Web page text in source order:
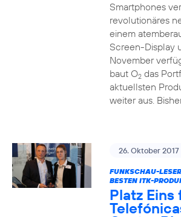
Smartphones
revolutionäres
einem
Screen-Display
November
baut O2das
aktuellsten
weiter aus.
26. Oktober 2017
FUNKSCHAU-
BESTEN ITK-
Platz Eins